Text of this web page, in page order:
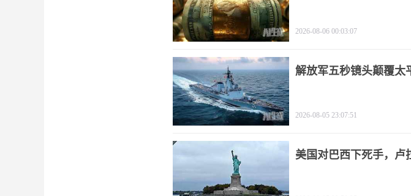
2026-08-06 00:03:07
解放军五秒镜头颠覆太
2026-08-05 23:07:51
美国对巴西下死手，卢